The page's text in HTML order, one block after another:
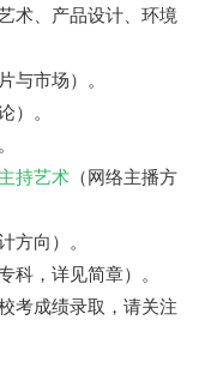
术、产品设计、环境
与市场）。
）。
持艺术 （网络主播方
方向）。
，详见简章）。
考成绩录取，请关注